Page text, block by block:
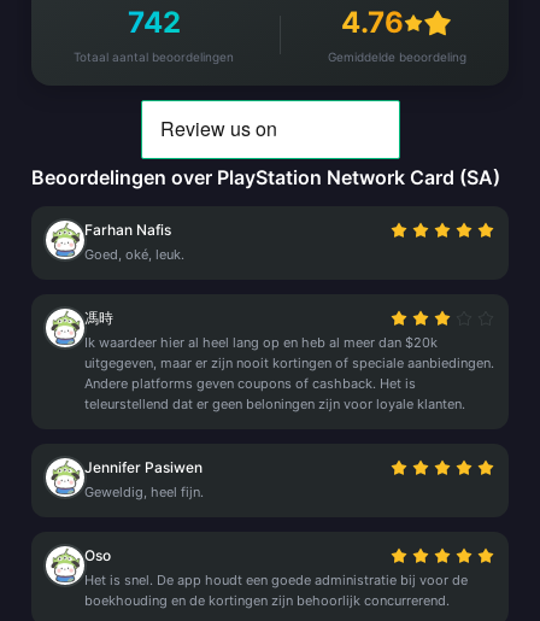
742
Totaal aantal beoordelingen
4.76
Gemiddelde beoordeling
Beoordelingen over PlayStation Network Card (SA)
Farhan Nafis
Goed, oké, leuk.
馮時
Ik waardeer hier al heel lang op en heb al meer dan $20k
uitgegeven, maar er zijn nooit kortingen of speciale aanbiedingen.
Andere platforms geven coupons of cashback. Het is
teleurstellend dat er geen beloningen zijn voor loyale klanten.
Jennifer Pasiwen
Geweldig, heel fijn.
Oso
Het is snel. De app houdt een goede administratie bij voor de
boekhouding en de kortingen zijn behoorlijk concurrerend.